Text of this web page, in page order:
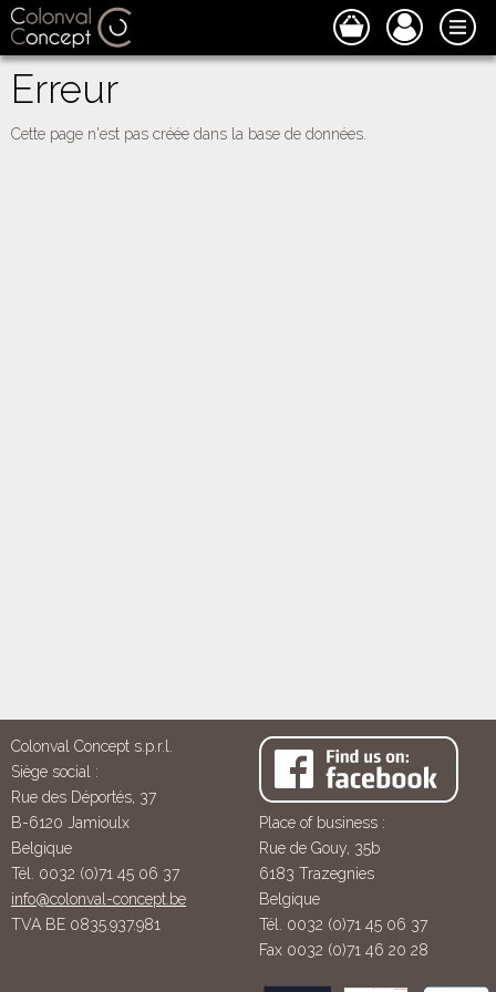
Erreur
Cette page n'est pas créée dans la base de données.
Colonval Concept s.p.r.l.
Siège social :
Rue des Déportés, 37
B-6120 Jamioulx
Belgique
Tél. 0032 (0)71 45 06 37
info@colonval-concept.be
TVA BE 0835.937.981
Place of business :
Rue de Gouy, 35b
6183 Trazegnies
Belgique
Tél. 0032 (0)71 45 06 37
Fax 0032 (0)71 46 20 28